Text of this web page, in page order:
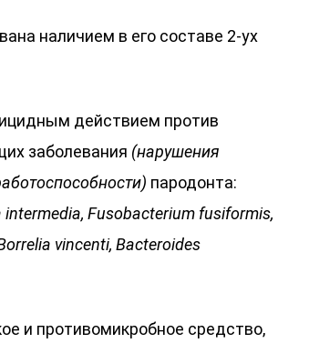
наличием в его составе 2-ух
действием против
заболевания (нарушения
пародонта:
intermedia, Fusobacterium fusiformis,
vincenti, Bacteroides
и противомикробное средство,